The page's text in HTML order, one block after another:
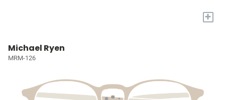
+
Michael Ryen
MRM-126